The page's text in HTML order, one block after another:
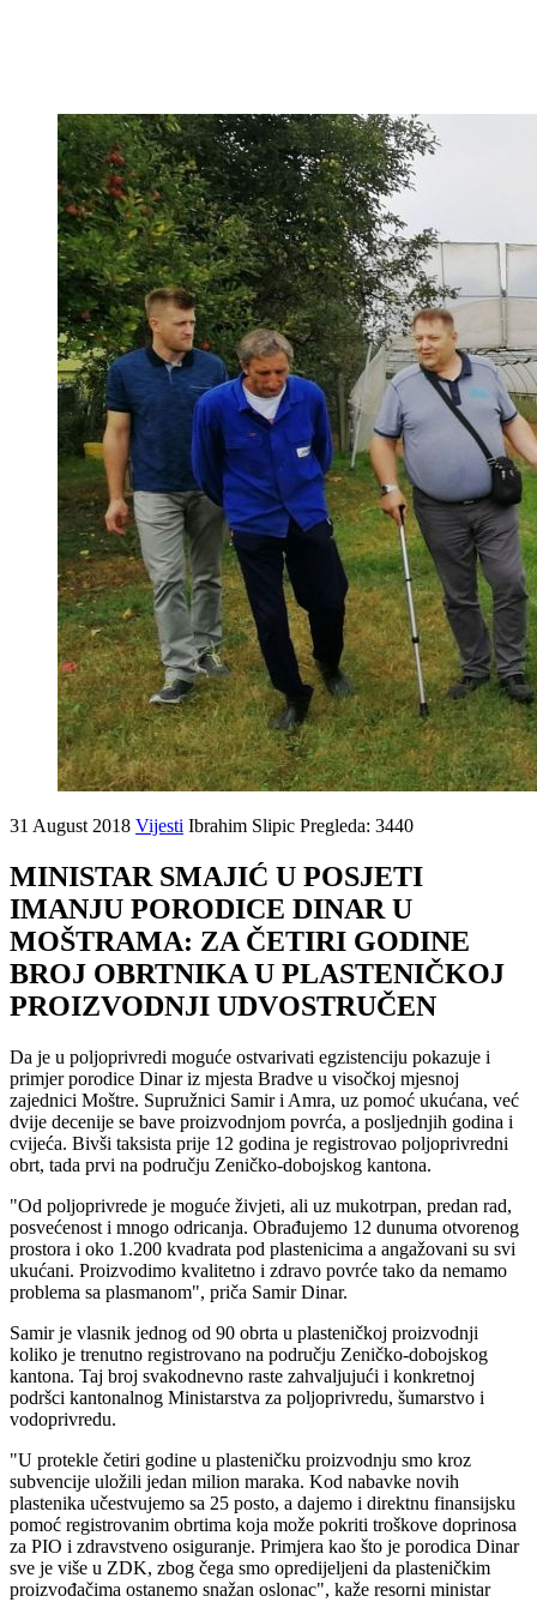
31 August 2018 Vijesti Ibrahim Slipic Pregleda: 3440
MINISTAR SMAJIĆ U POSJETI
IMANJU PORODICE DINAR U
MOŠTRAMA: ZA ČETIRI GODINE
BROJ OBRTNIKA U PLASTENIČKOJ
PROIZVODNJI UDVOSTRUČEN
Da je u poljoprivredi moguće ostvarivati egzistenciju pokazuje i
primjer porodice Dinar iz mjesta Bradve u visočkoj mjesnoj
zajednici Moštre. Supružnici Samir i Amra, uz pomoć ukućana, već
dvije decenije se bave proizvodnjom povrća, a posljednjih godina i
cvijeća. Bivši taksista prije 12 godina je registrovao poljoprivredni
obrt, tada prvi na području Zeničko-dobojskog kantona.
"Od poljoprivrede je moguće živjeti, ali uz mukotrpan, predan rad,
posvećenost i mnogo odricanja. Obrađujemo 12 dunuma otvorenog
prostora i oko 1.200 kvadrata pod plastenicima a angažovani su svi
ukućani. Proizvodimo kvalitetno i zdravo povrće tako da nemamo
problema sa plasmanom", priča Samir Dinar.
Samir je vlasnik jednog od 90 obrta u plasteničkoj proizvodnji
koliko je trenutno registrovano na području Zeničko-dobojskog
kantona. Taj broj svakodnevno raste zahvaljujući i konkretnoj
podršci kantonalnog Ministarstva za poljoprivredu, šumarstvo i
vodoprivredu.
"U protekle četiri godine u plasteničku proizvodnju smo kroz
subvencije uložili jedan milion maraka. Kod nabavke novih
plastenika učestvujemo sa 25 posto, a dajemo i direktnu finansijsku
pomoć registrovanim obrtima koja može pokriti troškove doprinosa
za PIO i zdravstveno osiguranje. Primjera kao što je porodica Dinar
sve je više u ZDK, zbog čega smo opredijeljeni da plasteničkim
proizvođačima ostanemo snažan oslonac", kaže resorni ministar